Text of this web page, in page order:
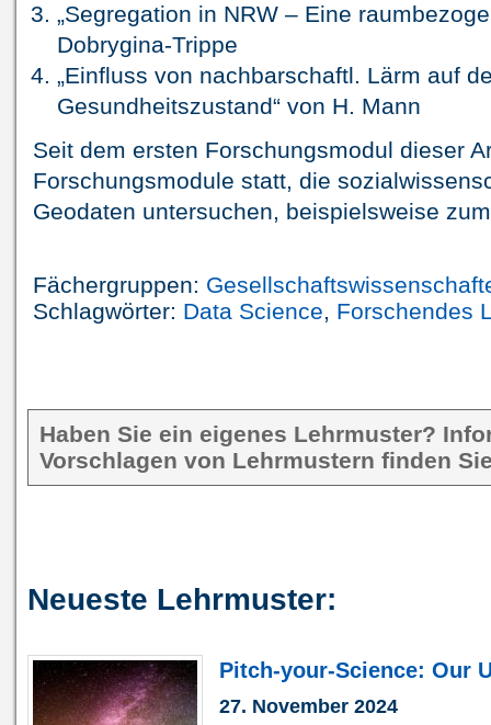
„Segregation in NRW – Eine
Dobrygina-Trippe
„Einfluss von nachbarschaftl. Lärm auf
Gesundheitszustand“ von H. Mann
Seit dem ersten Forschungsmodul dieser
Forschungsmodule statt, die
Geodaten untersuchen, beispielsweise
Fächergruppen:
Schlagwörter: Data Science, Forschendes
Haben Sie ein eigenes Lehrmuster?
Vorschlagen von Lehrmustern finden
Neueste Lehrmuster:
Pitch-your-Science: Our
27. November 2024